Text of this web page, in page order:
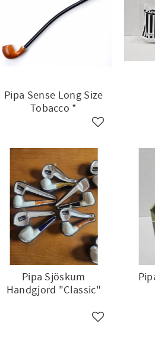
favoriter
Pipa Sense Long Size
Tobacco *
Lägg till i
favoriter
Pipa Sjöskum
Handgjord "Classic"
Lägg till i